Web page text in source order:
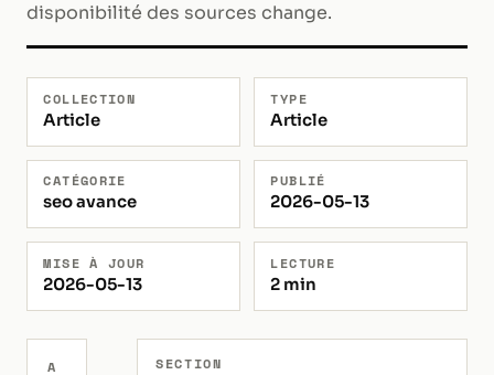
disponibilité des sources change.
COLLECTION
Article
TYPE
Article
CATÉGORIE
seo avance
PUBLIÉ
2026-05-13
MISE À JOUR
2026-05-13
LECTURE
2 min
A SECTION